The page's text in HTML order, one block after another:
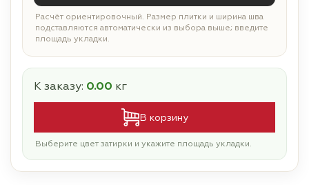
Расчёт ориентировочный. Размер плитки и ширина шва
подставляются автоматически из выбора выше; введите
площадь укладки.
К заказу: 0.00 кг
В корзину
Выберите цвет затирки и укажите площадь укладки.